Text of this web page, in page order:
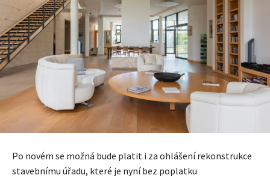
Po novém se možná bude platit i za ohlášení rekonstrukce
stavebnímu úřadu, které je nyní bez poplatku